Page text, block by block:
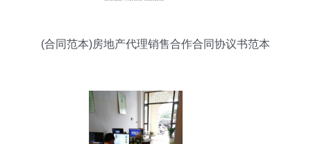
(合同范本)房地产代理销售合作合同协议书范本